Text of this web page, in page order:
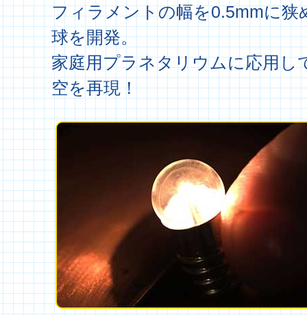
フィラメントの幅を0.5mmに狭
球を開発。
家庭用プラネタリウムに応用し
空を再現！